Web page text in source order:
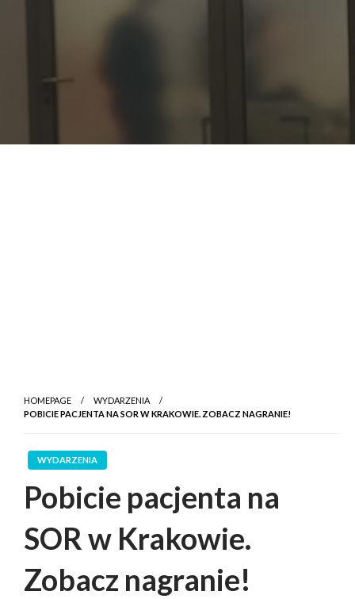
HOMEPAGE
WYDARZENIA
POBICIE PACJENTA NA SOR W KRAKOWIE. ZOBACZ NAGRANIE!
WYDARZENIA
Pobicie pacjenta na
SOR w Krakowie.
Zobacz nagranie!